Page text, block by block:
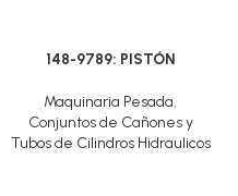
148-9789: PISTÓN
Maquinaria Pesada,
Conjuntos de Cañones y
Tubos de Cilindros Hidraulicos